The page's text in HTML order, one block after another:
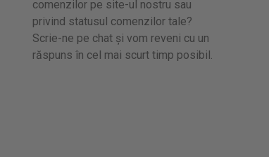
comenzilor pe site-ul nostru sau
privind statusul comenzilor tale?
Scrie-ne pe chat și vom reveni cu un
răspuns în cel mai scurt timp posibil.